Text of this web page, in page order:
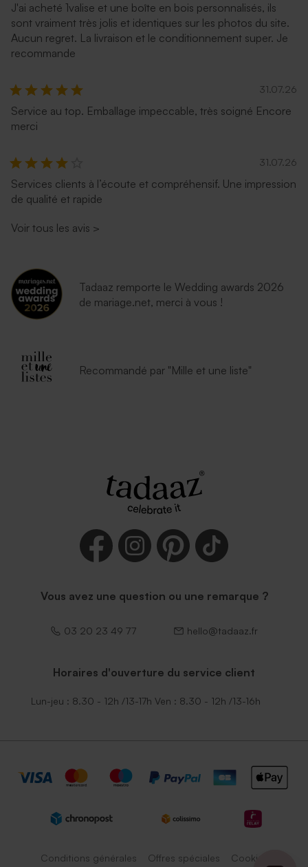
J'ai acheté 1valise et une boîte en bois personnalisés, ils
sont vraiment très jolis et identiques sur les photos du site.
Aucun regret. La livraison et le conditionnement super. Je
recommande
31.07.26
Service au top. Emballage impeccable, très soigné Encore
merci
31.07.26
Services clients à l’écoute et compréhensif. Une impression
de qualité et rapide
Voir tous les avis >
Tadaaz remporte le Wedding awards 2026
de mariage.net, merci à vous !
Recommandé par "Mille et une liste"
Vous avez une question ou une remarque ?
03 20 23 49 77 hello@tadaaz.fr
Horaires d'ouverture du service client
Lun-jeu : 8.30 - 12h /13-17h Ven : 8.30 - 12h /13-16h
Conditions générales Offres spéciales Cookies